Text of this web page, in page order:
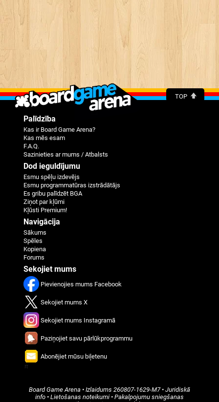
TOP
Palīdzība
Kas ir Board Game Arena?
Kas mēs esam
F.A.Q.
Sazinieties ar mums / Atbalsts
Dod ieguldījumu
Esmu spēļu izdevējs
Esmu programmatūras izstrādātājs
Es gribu palīdzēt BGA
Ziņot par kļūmi
Kļūsti Premium!
Navigācija
Sākums
Spēles
Kopiena
Forums
Sekojiet mums
Pievienojies mums Facebook
Sekojiet mums X
Sekojiet mums Instagramā
Paziņojiet savu pārlūkprogrammu
Abonējiet mūsu biļetenu
Board Game Arena • Izlaidums 260807-1629-M7• Juridiskā
info• Lietošanas noteikumi• Pakalpojumu sniegšanas
π